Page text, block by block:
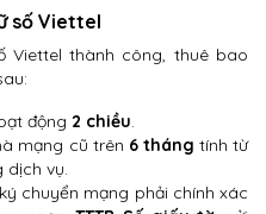
số Viettel
Viettel thành công, thuê bao
động 2 chiều
mạng cũ trên 6 tháng tính từ
vụ.
chuyển mạng phải chính xác